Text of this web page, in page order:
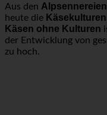
Aus den
heute die Käsekulturen
Käsen ohne Kulturen
der Entwicklung von
zu hoch.